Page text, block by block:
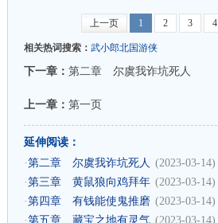
上一页 1 2 3 4
相关热词搜索： 武小郎北国游侠
下一章： 第二章 尔虞我诈坑死人
上一章： 第一页
延伸阅读：
·第二章 尔虞我诈坑死人 (2023-03-14)
·第三章 黄鼠狼向鸡拜年 (2023-03-14)
·第四章 有钱能使鬼推磨 (2023-03-14)
·第五章 藏宝之地有灵气 (2023-03-14)